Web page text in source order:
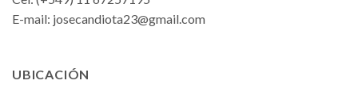
E-mail: josecandiota23@gmail.com
UBICACIÓN